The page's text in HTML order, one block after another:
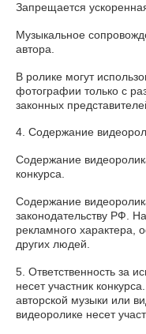
Запрещается
Музыкальное
автора.
В ролике могут
фотографии только с
законных
4. Содержание
Содержание
конкурса.
Содержание
законодательству РФ.
рекламного характера,
других людей.
5. Ответственность за
несет участник
авторской музыки или
видеоролике несет